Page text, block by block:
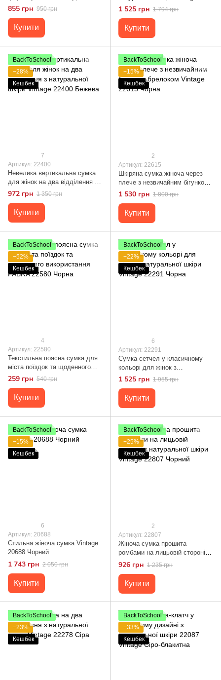
шкіри Vintage 22339 Біла
855 грн 950 грн
Купити
22375 Чорна
1 525 грн 1 794 грн
Купити
BackToSchool
−28%
Кешбек
7
Артикул: 22400
Невелика вертикальна сумка
для жінок на два відділення з
натуральної шкіри Vintage
22400 Бежева
972 грн 1 350 грн
Купити
BackToSchool
−15%
Кешбек
2
Артикул: 22615
Шкіряна сумка жіноча через
плече з незвичайним бігунком
брелоком Vintage 22615 Чорна
1 530 грн 1 800 грн
Купити
BackToSchool
−52%
Кешбек
4
Артикул: 22580
Текстильна поясна сумка для
міста поїздок та щоденного
використання FABRA 22580
Чорна
259 грн 540 грн
Купити
BackToSchool
−22%
Кешбек
6
Артикул: 22291
Сумка сетчел у класичному
кольорі для жінок з
натуральної шкіри Vintage
22291 Чорна
1 525 грн 1 955 грн
Купити
BackToSchool
−15%
Кешбек
6
Артикул: 20688
Стильна жіноча сумка Vintage
20688 Чорний
1 743 грн 2 050 грн
Купити
BackToSchool
−25%
Кешбек
2
Артикул: 22807
Жіноча сумка прошита
ромбами на лицьовій стороні з
натуральної шкіри Vintage
22807 Чорний
926 грн 1 235 грн
Купити
BackToSchool
−23%
Кешбек
BackToSchool
−33%
Кешбек